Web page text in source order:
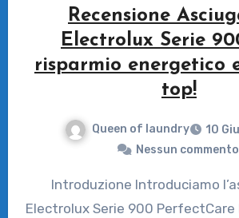
Recensione
Electrolux Serie
risparmio energetico
top!
Queen of laundry
10
Nessun commento
Introduzione Introduciamo l’asciugatrice
Electrolux Serie 900 PerfectCare